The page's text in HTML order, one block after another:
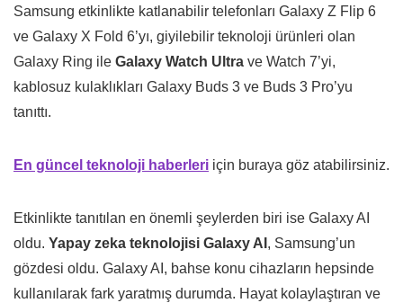
Samsung etkinlikte katlanabilir telefonları Galaxy Z Flip 6
ve Galaxy X Fold 6’yı, giyilebilir teknoloji ürünleri olan
Galaxy Ring ile Galaxy Watch Ultra ve Watch 7’yi,
kablosuz kulaklıkları Galaxy Buds 3 ve Buds 3 Pro’yu
tanıttı.
En güncel teknoloji haberleri için buraya göz atabilirsiniz.
Etkinlikte tanıtılan en önemli şeylerden biri ise Galaxy AI
oldu. Yapay zeka teknolojisi Galaxy AI , Samsung’un
gözdesi oldu. Galaxy AI, bahse konu cihazların hepsinde
kullanılarak fark yaratmış durumda. Hayat kolaylaştıran ve